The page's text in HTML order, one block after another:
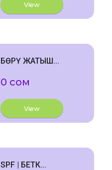
View
БӨРҮ ЖАТЫШ...
0 сом
View
SPF | БЕТК...